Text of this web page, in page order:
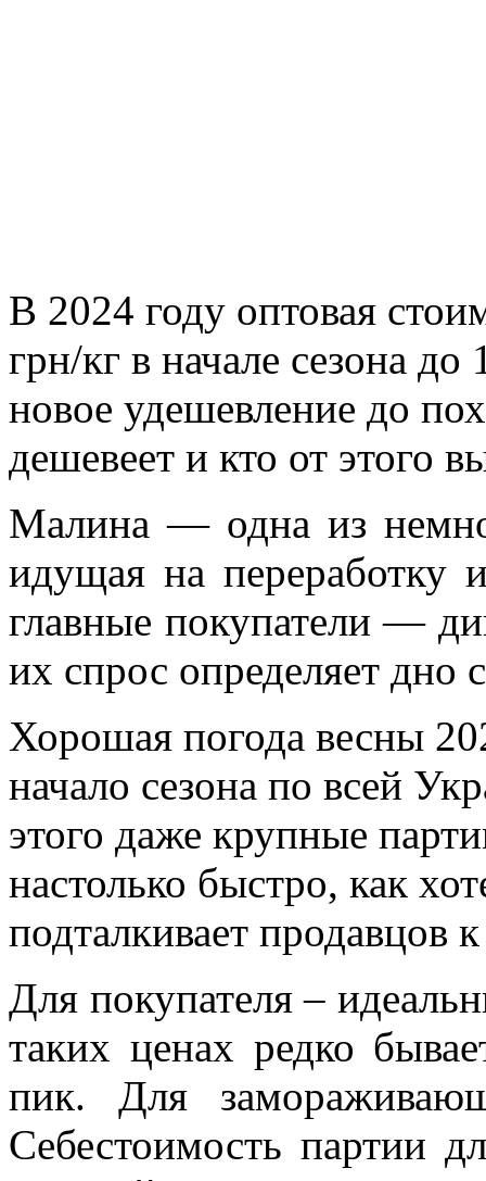
В 2024 году оптовая
грн/кг в начале сезона
новое удешевление до
дешевеет и кто от этого
Малина — одна из
идущая на переработку
главные покупатели —
их спрос определяет дно
Хорошая погода весны
начало сезона по всей
этого даже крупные
настолько быстро, как
подталкивает продавцов
Для покупателя –
таких ценах редко
пик. Для
Себестоимость партии